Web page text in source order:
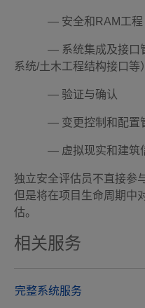
	    —
安全和RAM工程
	    —
系统集成及接口
系统/土木工程结构接口等）
— 验证与确认
— 变更控制和配置
— 虚拟现实和建筑
独立安全评估员不直接参
但是将在项目生命周期中
估。
相关服务
完整系统服务